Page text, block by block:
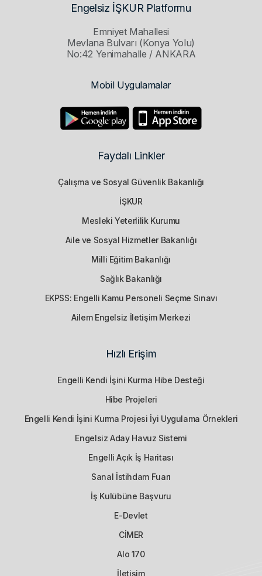
Engelsiz İŞKUR Platformu
Emniyet Mahallesi
Mevlana Bulvarı (Konya Yolu)
No:42 Yenimahalle / ANKARA
Mobil Uygulamalar
Faydalı Linkler
Çalışma ve Sosyal Güvenlik Bakanlığı
İŞKUR
Mesleki Yeterlilik Kurumu
Aile ve Sosyal Hizmetler Bakanlığı
Milli Eğitim Bakanlığı
Sağlık Bakanlığı
EKPSS: Engelli Kamu Personeli Seçme Sınavı
Ailem Engelsiz İletişim Merkezi
Hızlı Erişim
Engelli Kendi İşini Kurma Hibe Desteği
Hibe Projeleri
Engelli Kendi İşini Kurma Projesi İyi Uygulama Örnekleri
Engelsiz Aday Havuz Sistemi
Engelli Açık İş Haritası
Sanal İstihdam Fuarı
İş Kulübüne Başvuru
E-Devlet
CİMER
Alo 170
İletişim